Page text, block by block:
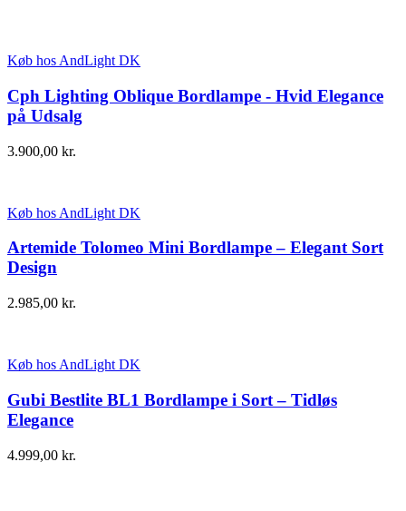
Køb hos AndLight DK
Cph Lighting Oblique Bordlampe - Hvid Elegance
på Udsalg
3.900,00 kr.
Køb hos AndLight DK
Artemide Tolomeo Mini Bordlampe – Elegant Sort
Design
2.985,00 kr.
Køb hos AndLight DK
Gubi Bestlite BL1 Bordlampe i Sort – Tidløs
Elegance
4.999,00 kr.